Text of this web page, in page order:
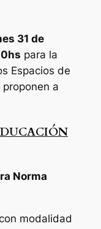
31 de
para la
Espacios de
a
Norma
modalidad